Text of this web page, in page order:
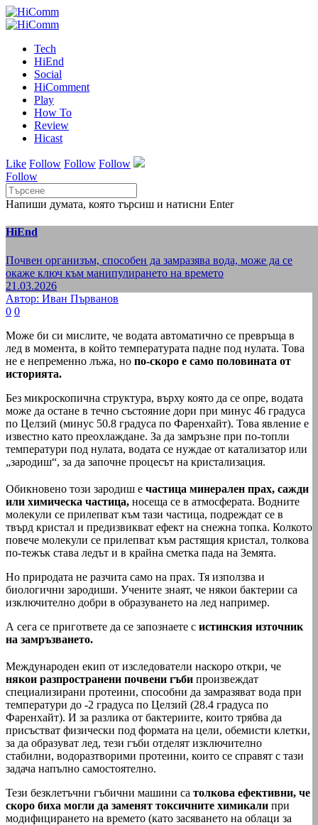
Tech
HiEnd
Social
HiComment
Play
How To
Review
Hicast
Like Follow Follow Follow
Follow
Напиши думата, която търсиш и натисни Enter
HiEnd
Почвен организъм, способен да замразява вода, може да се
окаже ключ към манипулирането на времето
21.03.2026
Автор: Иван Първанов
0 0
Може би си мислите, че водата автоматично се превръща в
лед в момента, в който температурата падне под нулата. Това
не е непременно лъжа, но по-скоро е само половината от
историята.
Без микроскопична структура, върху която да се опре, водата
може да остане в течно състояние дори при минус 46 градуса
по Целзий (минус 50.8 градуса по Фаренхайт). Това явление е
известно като преохлаждане. За да замръзне при по-топли
температури под нулата, водата се нуждае от катализатор или
„зародиш“, за да започне процесът на кристализация.
Обикновено този зародиш е частица минерален прах, сажди
или химическа частица, носеща се в атмосферата. Водните
молекули се прилепват към тази частица, подреждат се в
твърд кристал и предизвикват ефект на снежна топка. Колкото
повече молекули се прилепват към растящия кристал, толкова
по-тежък става ледът и в крайна сметка пада на Земята.
Но природата не разчита само на прах. Тя използва и
биологични зародиши. Учените знаят, че някои бактерии са
изключително добри в образуването на лед например.
А сега се пригответе да се запознаете с истинския източник
на замръзването.
Международен екип от изследователи наскоро откри, че
някои разпространени почвени гъби произвеждат
специализирани протеини, способни да замразяват вода при
температури до -2 градуса по Целзий (28.4 градуса по
Фаренхайт). И за разлика от бактериите, които трябва да
присъстват физически под формата на цели, обемисти клетки,
за да образуват лед, тези гъби отделят изключително
стабилни, водоразтворими протеини, които се справят с тази
задача напълно самостоятелно.
Тези безклетъчни гъбични машини са толкова ефективни, че
скоро биха могли да заменят токсичните химикали при
модифицирането на времето (като засяването на облаци за